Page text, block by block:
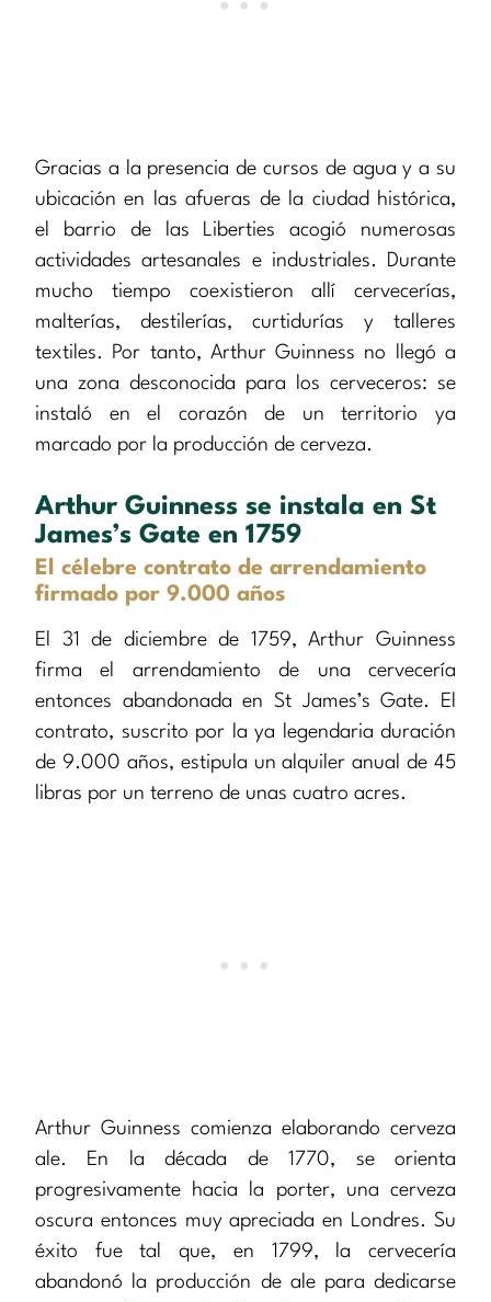
Gracias a la presencia de cursos de agua y a su
ubicación en las afueras de la ciudad histórica,
el barrio de las Liberties acogió numerosas
actividades artesanales e industriales. Durante
mucho tiempo coexistieron allí cervecerías,
malterías, destilerías, curtidurías y talleres
textiles. Por tanto, Arthur Guinness no llegó a
una zona desconocida para los cerveceros: se
instaló en el corazón de un territorio ya
marcado por la producción de cerveza.
Arthur Guinness se instala en St
James’s Gate en 1759
El célebre contrato de arrendamiento
firmado por 9.000 años
El 31 de diciembre de 1759, Arthur Guinness
firma el arrendamiento de una cervecería
entonces abandonada en St James’s Gate. El
contrato, suscrito por la ya legendaria duración
de 9.000 años, estipula un alquiler anual de 45
libras por un terreno de unas cuatro acres.
Arthur Guinness comienza elaborando cerveza
ale. En la década de 1770, se orienta
progresivamente hacia la porter, una cerveza
oscura entonces muy apreciada en Londres. Su
éxito fue tal que, en 1799, la cervecería
abandonó la producción de ale para dedicarse